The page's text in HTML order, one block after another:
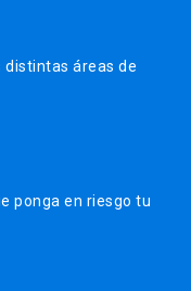
distintas áreas de
ponga en riesgo tu